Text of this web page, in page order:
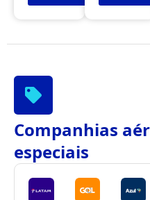
Companhias
especiais